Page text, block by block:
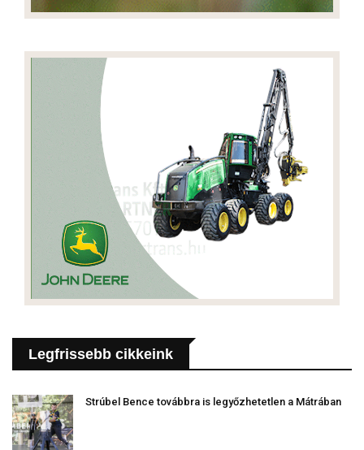
Legfrissebb cikkeink
Strúbel Bence továbbra is legyőzhetetlen a Mátrában